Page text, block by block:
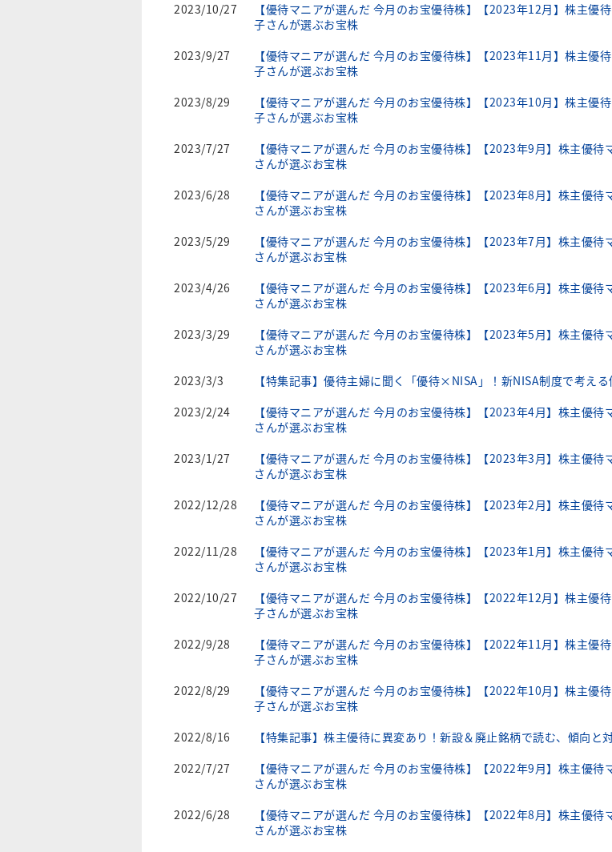
2023/10/27
【優待マニアが選んだ 今月のお宝優待株】【2023年12月】株主優
子さんが選ぶお宝株
2023/9/27
【優待マニアが選んだ 今月のお宝優待株】【2023年11月】株主優
子さんが選ぶお宝株
2023/8/29
【優待マニアが選んだ 今月のお宝優待株】【2023年10月】株主優
子さんが選ぶお宝株
2023/7/27
【優待マニアが選んだ 今月のお宝優待株】【2023年9月】株主優待
さんが選ぶお宝株
2023/6/28
【優待マニアが選んだ 今月のお宝優待株】【2023年8月】株主優待
さんが選ぶお宝株
2023/5/29
【優待マニアが選んだ 今月のお宝優待株】【2023年7月】株主優待
さんが選ぶお宝株
2023/4/26
【優待マニアが選んだ 今月のお宝優待株】【2023年6月】株主優待
さんが選ぶお宝株
2023/3/29
【優待マニアが選んだ 今月のお宝優待株】【2023年5月】株主優待
さんが選ぶお宝株
2023/3/3
【特集記事】優待主婦に聞く「優待×NISA」！新NISA制度で考え
2023/2/24
【優待マニアが選んだ 今月のお宝優待株】【2023年4月】株主優待
さんが選ぶお宝株
2023/1/27
【優待マニアが選んだ 今月のお宝優待株】【2023年3月】株主優待
さんが選ぶお宝株
2022/12/28
【優待マニアが選んだ 今月のお宝優待株】【2023年2月】株主優待
さんが選ぶお宝株
2022/11/28
【優待マニアが選んだ 今月のお宝優待株】【2023年1月】株主優待
さんが選ぶお宝株
2022/10/27
【優待マニアが選んだ 今月のお宝優待株】【2022年12月】株主優
子さんが選ぶお宝株
2022/9/28
【優待マニアが選んだ 今月のお宝優待株】【2022年11月】株主優
子さんが選ぶお宝株
2022/8/29
【優待マニアが選んだ 今月のお宝優待株】【2022年10月】株主優
子さんが選ぶお宝株
2022/8/16
【特集記事】株主優待に異変あり！新設＆廃止銘柄で読む、傾向と
2022/7/27
【優待マニアが選んだ 今月のお宝優待株】【2022年9月】株主優待
さんが選ぶお宝株
2022/6/28
【優待マニアが選んだ 今月のお宝優待株】【2022年8月】株主優待
さんが選ぶお宝株